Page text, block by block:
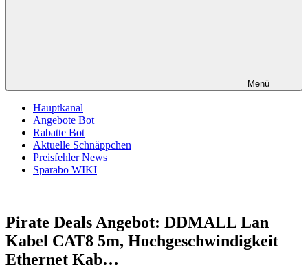
Menü
Hauptkanal
Angebote Bot
Rabatte Bot
Aktuelle Schnäppchen
Preisfehler News
Sparabo WIKI
Pirate Deals Angebot: DDMALL Lan
Kabel CAT8 5m, Hochgeschwindigkeit
Ethernet Kab…